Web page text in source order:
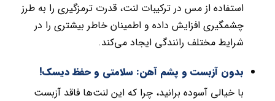
استفاده از مس در ترکیبات لنت، قدرت ترمزگیری را به طرز
چشمگیری افزایش داده و اطمینان خاطر بیشتری را در
شرایط مختلف رانندگی ایجاد می‌کند.
بدون آزبست و پشم آهن: سلامتی و حفظ دیسک!
با خیالی آسوده برانید، چرا که این لنت‌ها فاقد آزبست